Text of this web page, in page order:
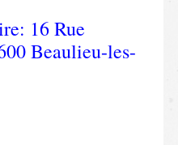
16 Rue
Beaulieu-les-